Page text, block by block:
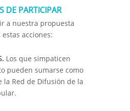
DE PARTICIPAR
a nuestra propuesta
acciones:
Los que simpaticen
pueden sumarse como
la Red de Difusión de la